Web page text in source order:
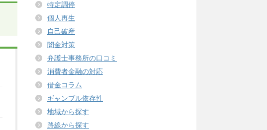
特定調停
個人再生
自己破産
闇金対策
弁護士事務所の口コミ
消費者金融の対応
借金コラム
ギャンブル依存性
地域から探す
路線から探す